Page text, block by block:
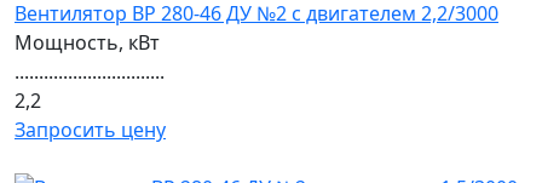
Вентилятор ВР 280-46 ДУ №2 с двигателем 2,2/3000
Мощность, кВт
...............................
2,2
Запросить цену